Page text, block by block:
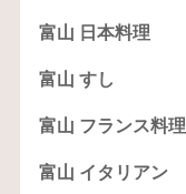
富山 日本料理
富山 すし
富山 フランス料理
富山 イタリアン